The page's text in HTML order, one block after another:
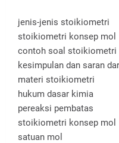
jenis-jenis stoikiometri
stoikiometri konsep mol
contoh soal stoikiometri
kesimpulan dan saran
materi stoikiometri
hukum dasar kimia
pereaksi pembatas
stoikiometri konsep mol
satuan mol